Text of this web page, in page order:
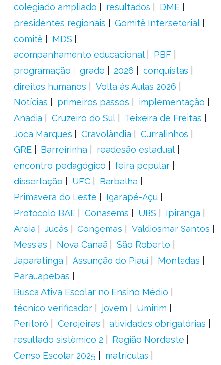
colegiado ampliado resultados
DME
presidentes regionais
Gomitê Intersetorial
comitê
MDS
acompanhamento educacional
PBF
programação
grade 2026
conquistas
direitos humanos
Volta às Aulas 2026
Notícias
primeiros passos
implementação
Anadia
Cruzeiro do Sul
Teixeira de Freitas
Joca Marques
Cravolândia
Curralinhos
GRE
Barreirinha
readesão estadual
encontro pedagógico
feira popular
dissertação
UFC
Barbalha
Primavera do Leste
Igarapé-Açu
Protocolo BAE
Conasems UBS
Ipiranga
Areia
Jucás Congemas
Valdiosmar Santos
Messias
Nova Canaã
São Roberto
Japaratinga
Assunção do Piauí
Montadas
Parauapebas
Busca Ativa Escolar no Ensino Médio
técnico verificador
jovem
Umirim
Peritoró
Cerejeiras
atividades obrigatórias
resultado sistêmico 2
Região Nordeste
Censo Escolar 2025
matrículas